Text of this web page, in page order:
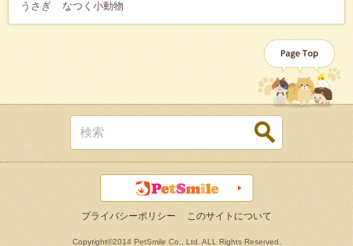
うさぎ なつく小動物
プライバシーポリシー このサイトについて
Copyright©2014 PetSmile Co., Ltd. ALL Rights Reserved.